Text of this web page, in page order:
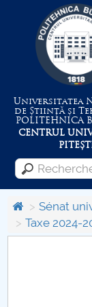
Universitatea
de Știință și
POLITEHNICA
CENTRUL
Menu
Despre
Sénat
Taxe 2024-